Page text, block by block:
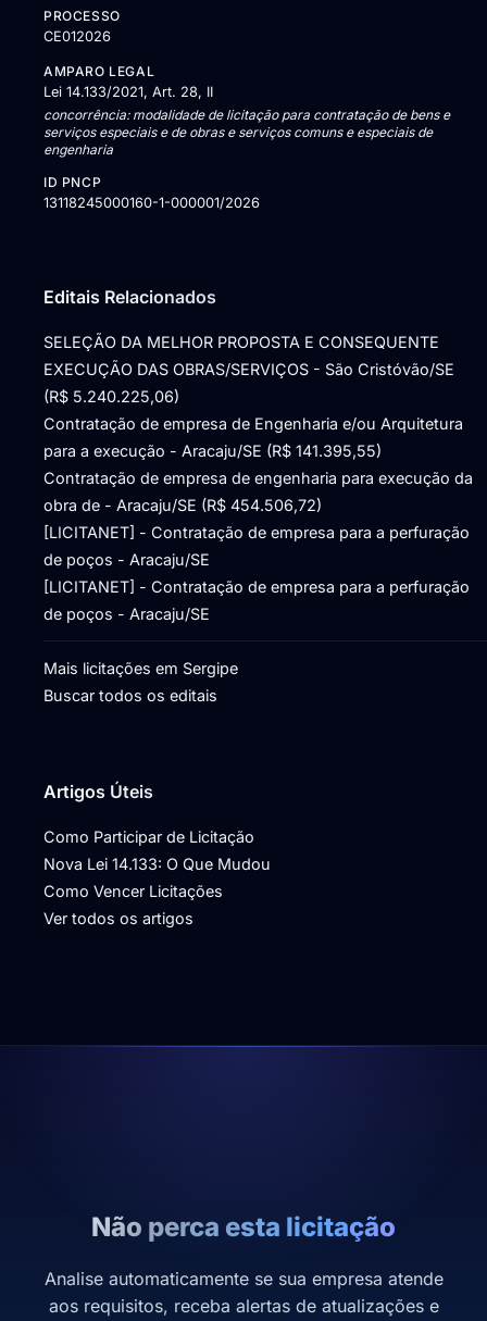
PROCESSO
CE012026
AMPARO LEGAL
Lei 14.133/2021, Art. 28, II
concorrência: modalidade de licitação para contratação de bens e
serviços especiais e de obras e serviços comuns e especiais de
engenharia
ID PNCP
13118245000160-1-000001/2026
Editais Relacionados
SELEÇÃO DA MELHOR PROPOSTA E CONSEQUENTE
EXECUÇÃO DAS OBRAS/SERVIÇOS - São Cristóvão/SE
(R$ 5.240.225,06)
Contratação de empresa de Engenharia e/ou Arquitetura
para a execução - Aracaju/SE (R$ 141.395,55)
Contratação de empresa de engenharia para execução da
obra de - Aracaju/SE (R$ 454.506,72)
[LICITANET] - Contratação de empresa para a perfuração
de poços - Aracaju/SE
[LICITANET] - Contratação de empresa para a perfuração
de poços - Aracaju/SE
Mais licitações em Sergipe
Buscar todos os editais
Artigos Úteis
Como Participar de Licitação
Nova Lei 14.133: O Que Mudou
Como Vencer Licitações
Ver todos os artigos
Não perca esta licitação
Analise automaticamente se sua empresa atende
aos requisitos, receba alertas de atualizações e